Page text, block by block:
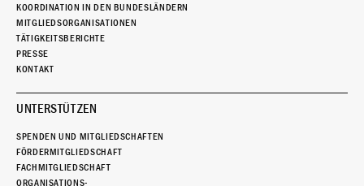
KOORDINATION IN DEN BUNDESLÄNDERN
MITGLIEDSORGANISATIONEN
TÄTIGKEITSBERICHTE
PRESSE
KONTAKT
UNTERSTÜTZEN
SPENDEN UND MITGLIEDSCHAFTEN
FÖRDERMITGLIEDSCHAFT
FACHMITGLIEDSCHAFT
ORGANISATIONS-